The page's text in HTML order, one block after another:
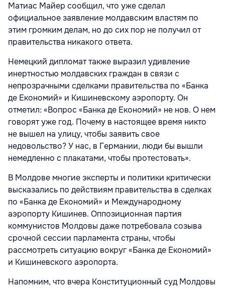
Матиас Майер сообщил, что уже сделал
официальное заявление молдавским властям по
этим громким делам, но до сих пор не получил от
правительства никакого ответа.
Немецкий дипломат также выразил удивление
инертностью молдавских граждан в связи с
непрозрачными сделками правительства по «Банка
де Економий» и Кишиневскому аэропорту. Он
отметил: «Вопрос «Банка де Економий» не нов. О нем
говорят уже год. Почему в настоящее время никто
не вышел на улицу, чтобы заявить свое
недовольство? У нас, в Германии, люди бы вышли
немедленно с плакатами, чтобы протестовать».
В Молдове многие эксперты и политики критически
высказались по действиям правительства в сделках
по «Банка де Економий» и Международному
аэропорту Кишинев. Оппозиционная партия
коммунистов Молдовы даже потребовала созыва
срочной сессии парламента страны, чтобы
рассмотреть ситуацию вокруг «Банка де Економий»
и Кишиневского аэропорта.
Напомним, что вчера Конституционный суд Молдовы